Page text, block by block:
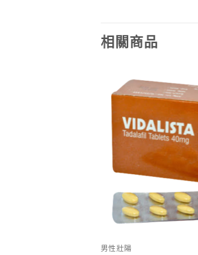
相關商品
男性壯陽